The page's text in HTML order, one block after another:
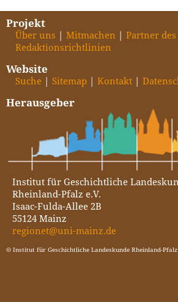
Projekt
Über uns Mitmachen
Partner
Redaktionsrichtlinien
Website
Suche Sitemap Kontakt
Herausgeber
Institut für Geschichtliche
Rheinland-Pfalz e.V.
Isaac-Fulda-Allee 2B
55124 Mainz
regionet@uni-mainz.de
© Institut für Geschichtliche Landeskunde Rheinland-Pfalz